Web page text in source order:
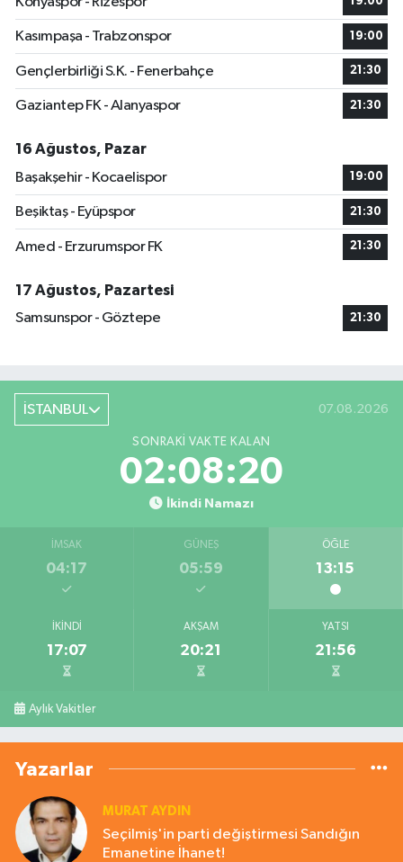
Kasımpaşa - Trabzonspor 19:00
Gençlerbirliği S.K. - Fenerbahçe 21:30
Gaziantep FK - Alanyaspor 21:30
16 Ağustos, Pazar
Başakşehir - Kocaelispor
19:00
Beşiktaş - Eyüpspor 21:30
Amed - Erzurumspor FK 21:30
17 Ağustos, Pazartesi
Samsunspor - Göztepe
21:30
İSTANBUL 07.08.2026
SONRAKI VAKTE KALAN
02:08:20
İkindi Namazı
İMSAK
04:17
GÜNEŞ
05:59
ÖĞLE
13:15
İKINDI
17:07
AKŞAM
20:21
YATSI
21:56
Aylık Vakitler
Yazarlar
MURAT AYDIN
Seçilmiş'in parti değiştirmesi Sandığın
Emanetine İhanet!